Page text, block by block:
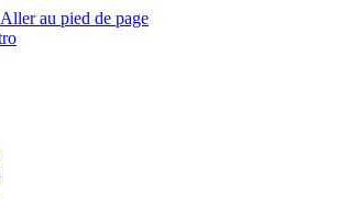
Aller au pied de page